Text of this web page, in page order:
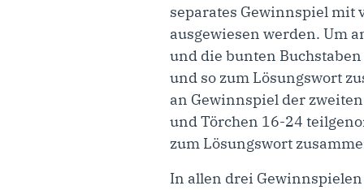
separates Gewinnspiel mit
ausgewiesen werden. Um
und die bunten
und so zum Lösungswort
an Gewinnspiel der
und Törchen 16-24
zum Lösungswort
In allen drei